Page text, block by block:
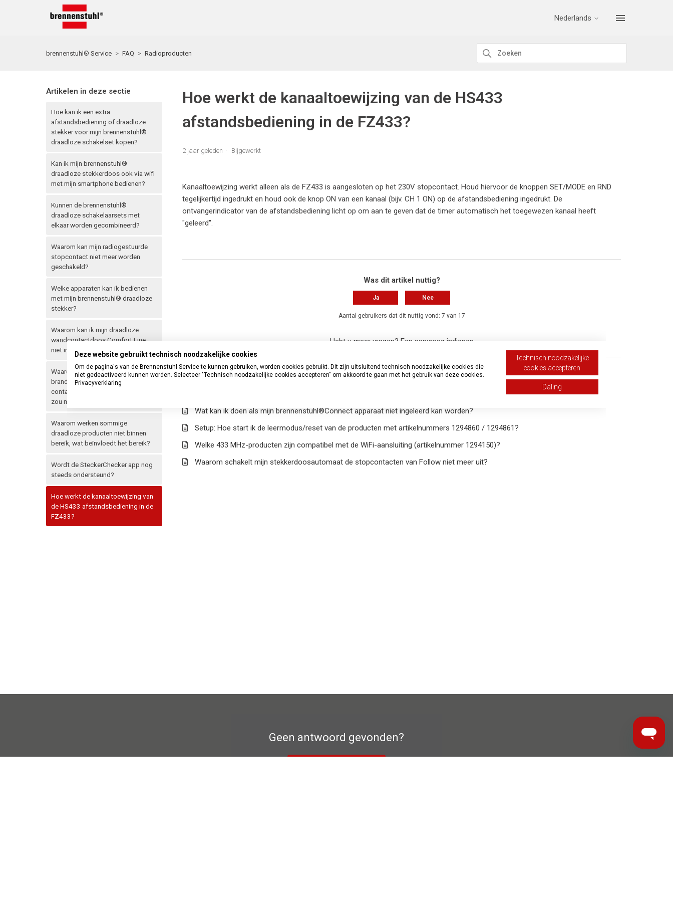
Nederlands
brennenstuhl® Service FAQ Radioproducten
Artikelen in deze sectie
Hoe kan ik een extra
afstandsbediening of draadloze
stekker voor mijn brennenstuhl®
draadloze schakelset kopen?
Kan ik mijn brennenstuhl®
draadloze stekkerdoos ook via wifi
met mijn smartphone bedienen?
Kunnen de brennenstuhl®
draadloze schakelaarsets met
elkaar worden gecombineerd?
Waarom kan mijn radiogestuurde
stopcontact niet meer worden
geschakeld?
Welke apparaten kan ik bedienen
met mijn brennenstuhl® draadloze
stekker?
Waarom kan ik mijn draadloze
wandcontactdoos Comfort Line
niet in de leermodus zetten?
Waarom blijft mijn lichtketting
branden, hoewel de draadloze
contactdoos van brennenstuhl®
zou moeten uitschakelen?
Waarom werken sommige
draadloze producten niet binnen
bereik, wat beïnvloedt het bereik?
Wordt de SteckerChecker app nog
steeds ondersteund?
Hoe werkt de kanaaltoewijzing van
de HS433 afstandsbediening in de
FZ433?
Hoe werkt de kanaaltoewijzing van de HS433
afstandsbediening in de FZ433?
2 jaar geleden Bijgewerkt
Kanaaltoewijzing werkt alleen als de FZ433 is aangesloten op het 230V stopcontact. Houd hiervoor de knoppen SET/MODE en RND
tegelijkertijd ingedrukt en houd ook de knop ON van een kanaal (bijv. CH 1 ON) op de afstandsbediening ingedrukt. De
ontvangerindicator van de afstandsbediening licht op om aan te geven dat de timer automatisch het toegewezen kanaal heeft
"geleerd".
Was dit artikel nuttig?
Ja Nee
Aantal gebruikers dat dit nuttig vond: 7 van 17
Hebt u meer vragen? Een aanvraag indienen
Verwante artikelen
Wat kan ik doen als mijn brennenstuhl®Connect apparaat niet ingeleerd kan worden?
Setup: Hoe start ik de leermodus/reset van de producten met artikelnummers 1294860 / 1294861?
Welke 433 MHz-producten zijn compatibel met de WiFi-aansluiting (artikelnummer 1294150)?
Waarom schakelt mijn stekkerdoosautomaat de stopcontacten van Follow niet meer uit?
Geen antwoord gevonden?
Deze website gebruikt technisch noodzakelijke cookies
Om de pagina's van de Brennenstuhl Service te kunnen gebruiken, worden cookies gebruikt. Dit zijn uitsluitend technisch noodzakelijke cookies die
niet gedeactiveerd kunnen worden. Selecteer "Technisch noodzakelijke cookies accepteren" om akkoord te gaan met het gebruik van deze cookies.
Privacyverklaring
Technisch noodzakelijke
cookies accepteren
Daling